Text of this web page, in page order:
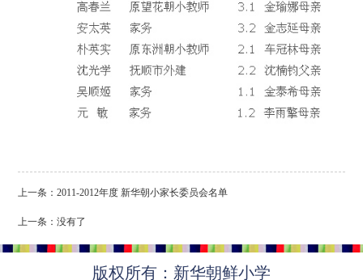
上一条：2011-2012年度 新华朝小家长委员会名单
上一条：没有了
版权所有：新华朝鲜小学